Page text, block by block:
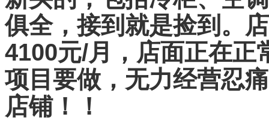
俱全，接到就是捡到。
4100元/月，店面正在正
项目要做，无力经营忍
店铺！！